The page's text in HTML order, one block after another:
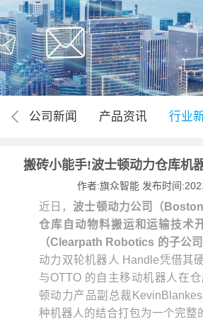
公司新闻 产品资讯 行业
搬砖小能手!波士顿动力仓库机
作者:旗众智能 发布时间
近日，波士顿动力公司（
仓库自动物料搬运和运输技术
（Clearpath Robotics 的子公司
动力双轮机器人 Handle凭借其
与OTTO 的自主移动机器人在
顿动力产品副总裁
种机器人的结合打包为一个完整